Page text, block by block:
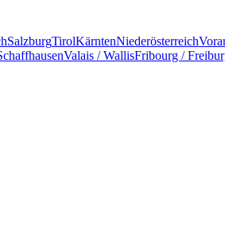
SalzburgTirolKärntenNiederösterreich
Valais / WallisFribourg /